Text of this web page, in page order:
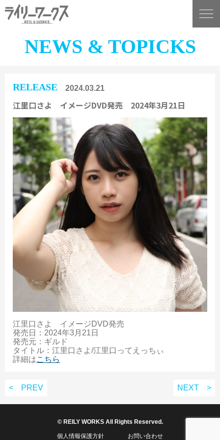
NEWS & TOPICKS
RELEASE 2024.03.21
江里口さよ イメージDVD発売 2024年3月21日
江里口さよ イメージDVD発売
発売日：2024年3月21日
発売元：ギルド
タイトル：江里口さよ/江里口ってえっちぃ
詳細はこちら
< PREV NEXT >
© REILY WORKS All Rights Reserved.
個人情報保護方針 お問い合わせ